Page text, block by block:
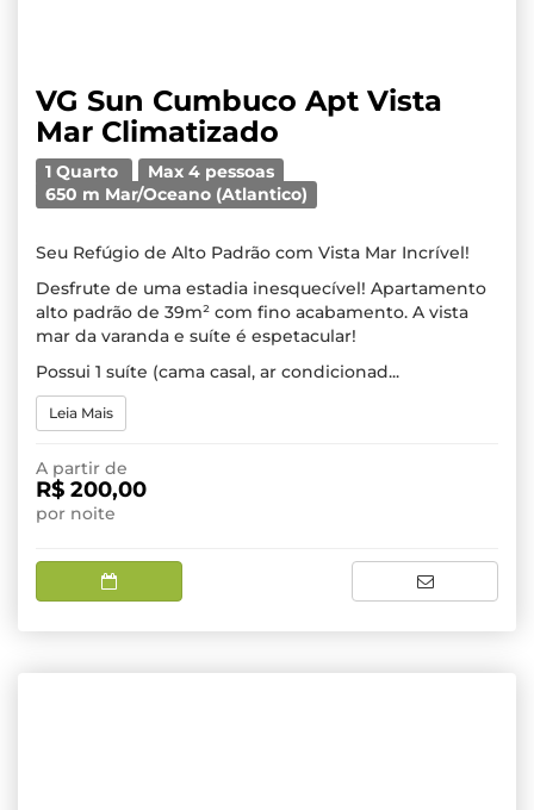
VG Sun Cumbuco Apt Vista
Mar Climatizado
1 Quarto
Max 4 pessoas
650 m Mar/Oceano (Atlantico)
Seu Refúgio de Alto Padrão com Vista Mar Incrível!
Desfrute de uma estadia inesquecível! Apartamento
alto padrão de 39m² com fino acabamento. A vista
mar da varanda e suíte é espetacular!
Possui 1 suíte (cama casal, ar condicionad...
Leia Mais
A partir de
R$ 200,00
por noite